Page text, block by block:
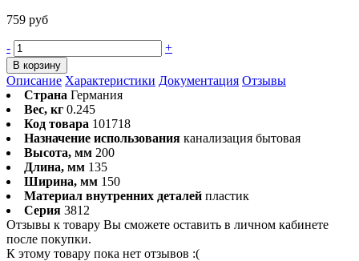
759 руб
- +
В корзину
Описание Характеристики Документация Отзывы
Страна Германия
Вес, кг 0.245
Код товара 101718
Назначение использования канализация бытовая
Высота, мм 200
Длина, мм 135
Ширина, мм 150
Материал внутренних деталей пластик
Серия 3812
Отзывы к товару Вы сможете оставить в личном кабинете
после покупки.
К этому товару пока нет отзывов :(